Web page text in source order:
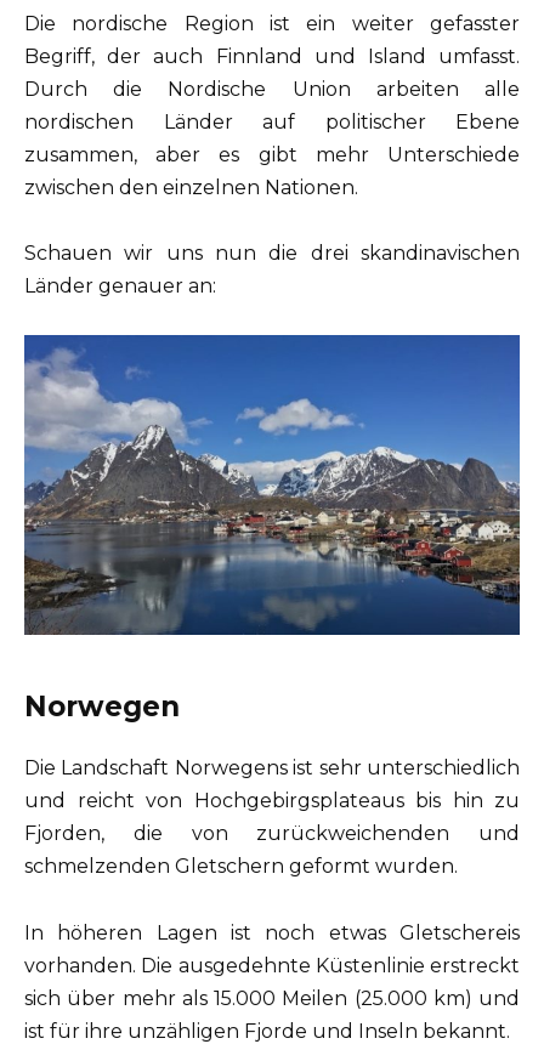
Die nordische Region ist ein weiter gefasster
Begriff, der auch Finnland und Island umfasst.
Durch die Nordische Union arbeiten alle
nordischen Länder auf politischer Ebene
zusammen, aber es gibt mehr Unterschiede
zwischen den einzelnen Nationen.
Schauen wir uns nun die drei skandinavischen
Länder genauer an:
Norwegen
Die Landschaft Norwegens ist sehr unterschiedlich
und reicht von Hochgebirgsplateaus bis hin zu
Fjorden, die von zurückweichenden und
schmelzenden Gletschern geformt wurden.
In höheren Lagen ist noch etwas Gletschereis
vorhanden. Die ausgedehnte Küstenlinie erstreckt
sich über mehr als 15.000 Meilen (25.000 km) und
ist für ihre unzähligen Fjorde und Inseln bekannt.